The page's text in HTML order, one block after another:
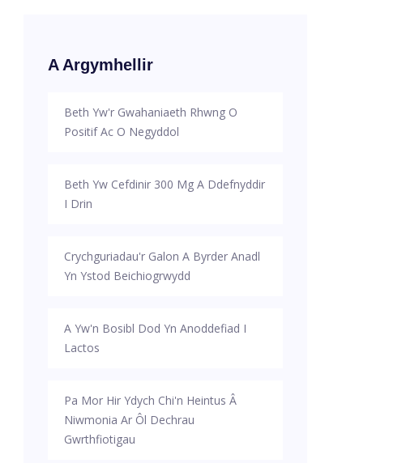
A Argymhellir
Beth Yw'r Gwahaniaeth Rhwng O
Positif Ac O Negyddol
Beth Yw Cefdinir 300 Mg A Ddefnyddir
I Drin
Crychguriadau'r Galon A Byrder Anadl
Yn Ystod Beichiogrwydd
A Yw'n Bosibl Dod Yn Anoddefiad I
Lactos
Pa Mor Hir Ydych Chi'n Heintus Â
Niwmonia Ar Ôl Dechrau
Gwrthfiotigau